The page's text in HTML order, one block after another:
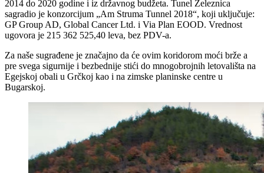
2014 do 2020 godine i iz državnog budžeta. Tunel Železnica
sagradio je konzorcijum „Am Struma Tunnel 2018“, koji uključuje:
GP Group AD, Global Cancer Ltd. i Via Plan EOOD. Vrednost
ugovora je 215 362 525,40 leva, bez PDV-a.
Za naše sugrađene je značajno da će ovim koridorom moći brže a
pre svega sigurnije i bezbednije stići do mnogobrojnih letovališta na
Egejskoj obali u Grčkoj kao i na zimske planinske centre u
Bugarskoj.